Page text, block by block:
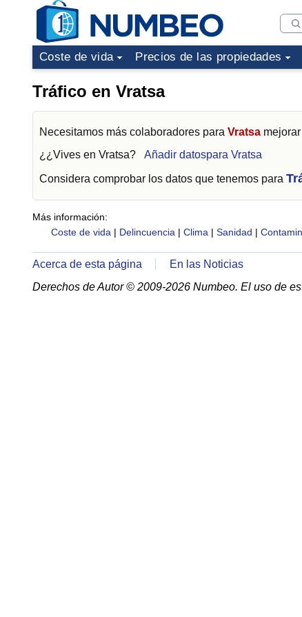
Coste de vida Precios de las propiedades
Tráfico en Vratsa
Necesitamos más colaboradores para Vratsa
¿¿Vives en Vratsa? Añadir datospara Vratsa
Considera comprobar los datos que tenemos para
Más información:
Coste de vida | Delincuencia | Clima | Sanidad |
Acerca de esta página
En las Noticias
Derechos de Autor © 2009-2026 Numbeo. El uso de